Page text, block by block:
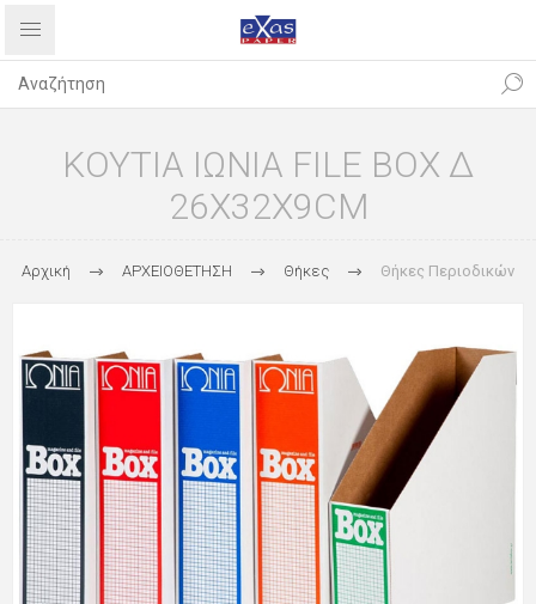
ΚΟΥΤΙΑ ΙΩΝΙΑ FILE BOX Δ
26X32X9CM
Αρχική ΑΡΧΕΙΟΘΕΤΗΣΗ Θήκες Θήκες Περιοδικών